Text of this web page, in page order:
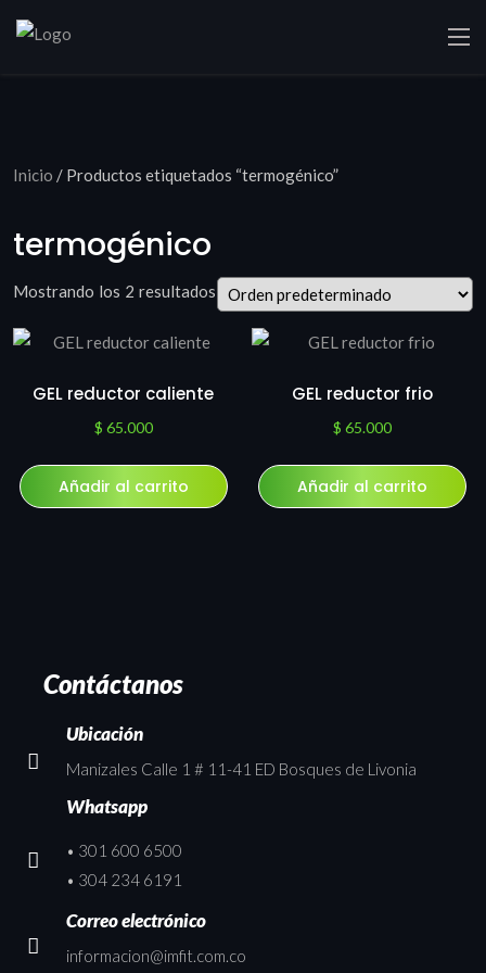
Inicio / Productos etiquetados “termogénico”
termogénico
Mostrando los 2 resultados
GEL reductor caliente
$ 65.000
Añadir al carrito
GEL reductor frio
$ 65.000
Añadir al carrito
Contáctanos
Ubicación
Manizales Calle 1 # 11-41 ED Bosques de Livonia
Whatsapp
• 301 600 6500
• 304 234 6191
Correo electrónico
informacion@imfit.com.co